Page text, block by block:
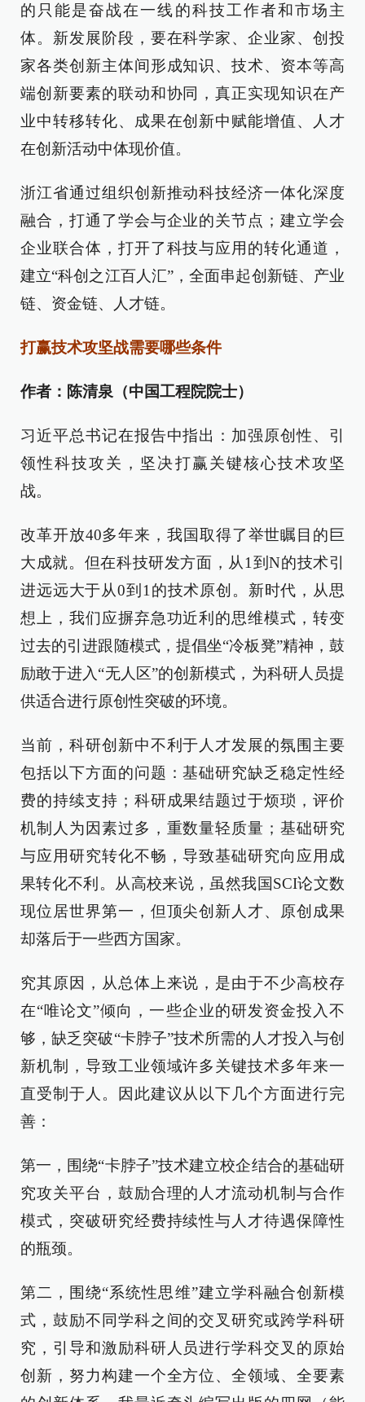
的只能是奋战在一线的科技工作者和市场主
体。新发展阶段，要在科学家、企业家、创投
家各类创新主体间形成知识、技术、资本等高
端创新要素的联动和协同，真正实现知识在产
业中转移转化、成果在创新中赋能增值、人才
在创新活动中体现价值。
浙江省通过组织创新推动科技经济一体化深度
融合，打通了学会与企业的关节点；建立学会
企业联合体，打开了科技与应用的转化通道，
建立“科创之江百人汇”，全面串起创新链、产业
链、资金链、人才链。
打赢技术攻坚战需要哪些条件
作者：陈清泉（中国工程院院士）
习近平总书记在报告中指出：加强原创性、引
领性科技攻关，坚决打赢关键核心技术攻坚
战。
改革开放40多年来，我国取得了举世瞩目的巨
大成就。但在科技研发方面，从1到N的技术引
进远远大于从0到1的技术原创。新时代，从思
想上，我们应摒弃急功近利的思维模式，转变
过去的引进跟随模式，提倡坐“冷板凳”精神，鼓
励敢于进入“无人区”的创新模式，为科研人员提
供适合进行原创性突破的环境。
当前，科研创新中不利于人才发展的氛围主要
包括以下方面的问题：基础研究缺乏稳定性经
费的持续支持；科研成果结题过于烦琐，评价
机制人为因素过多，重数量轻质量；基础研究
与应用研究转化不畅，导致基础研究向应用成
果转化不利。从高校来说，虽然我国SCI论文数
现位居世界第一，但顶尖创新人才、原创成果
却落后于一些西方国家。
究其原因，从总体上来说，是由于不少高校存
在“唯论文”倾向，一些企业的研发资金投入不
够，缺乏突破“卡脖子”技术所需的人才投入与创
新机制，导致工业领域许多关键技术多年来一
直受制于人。因此建议从以下几个方面进行完
善：
第一，围绕“卡脖子”技术建立校企结合的基础研
究攻关平台，鼓励合理的人才流动机制与合作
模式，突破研究经费持续性与人才待遇保障性
的瓶颈。
第二，围绕“系统性思维”建立学科融合创新模
式，鼓励不同学科之间的交叉研究或跨学科研
究，引导和激励科研人员进行学科交叉的原始
创新，努力构建一个全方位、全领域、全要素